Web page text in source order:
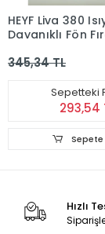
HEYF Liva 380
Dayanıklı Fön
345,34 TL
Sepetteki
293,54
Sepete
Hızlı